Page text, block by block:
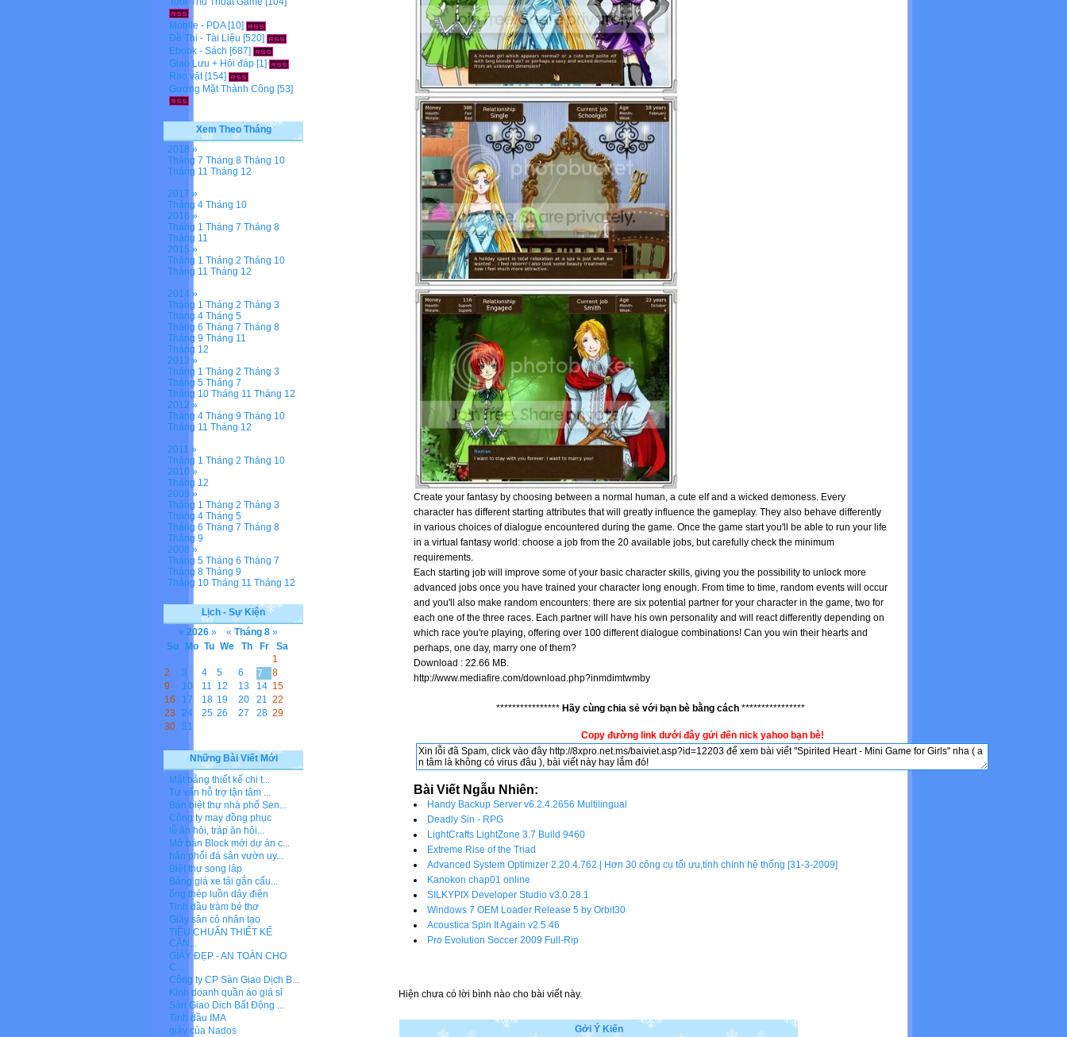
Create your fantasy by choosing between a normal human, a cute elf and a wicked demoness. Every
character has different starting attributes that will greatly influence the gameplay. They also behave differently
in various choices of dialogue encountered during the game. Once the game start you'll be able to run your life
in a virtual fantasy world: choose a job from the 20 available jobs, but carefully check the minimum
requirements.
Each starting job will improve some of your basic character skills, giving you the possibility to unlock more
advanced jobs once you have trained your character long enough. From time to time, random events will occur
and you'll also make random encounters: there are six potential partner for your character in the game, two for
each one of the three races. Each partner will have his own personality and will react differently depending on
which race you're playing, offering over 100 different dialogue combinations! Can you win their hearts and
perhaps, one day, marry one of them?
Download : 22.66 MB.
http://www.mediafire.com/download.php?inmdimtwmby
**************** Hãy cùng chia sẻ với bạn bè bằng cách ****************
Copy đường link dưới đây gửi đến nick yahoo bạn bè!
Bài Viết Ngẫu Nhiên:
Handy Backup Server v6.2.4.2656 Multilingual
Deadly Sin - RPG
LightCrafts LightZone 3.7 Build 9460
Extreme Rise of the Triad
Advanced System Optimizer 2.20.4.762 | Hơn 30 công cụ tối ưu,tinh chinh hệ thống [31-3-2009]
Kanokon chap01 online
SILKYPIX Developer Studio v3.0.28.1
Windows 7 OEM Loader Release 5 by Orbit30
Acoustica Spin It Again v2.5.46
Pro Evolution Soccer 2009 Full-Rip
Hiện chưa có lời bình nào cho bài viết này.
Gởi Ý Kiến
Mobile - PDA[10]
Đề Thi - Tài Liệu [520]
Ebook - Sách [687]
Giao Lưu + Hỏi đáp [1]
Rao vặt[154]
Gương Mặt Thành Công [53]
Xem Theo Tháng
2018 »
Tháng 7 Tháng 8 Tháng 10
Tháng 11 Tháng 12
2017 »
Tháng 4 Tháng 10
2016 »
Tháng 1 Tháng 7 Tháng 8
Tháng 11
2015 »
Tháng 1 Tháng 2 Tháng 10
Tháng 11 Tháng 12
2014 »
Tháng 1 Tháng 2 Tháng 3
Tháng 4 Tháng 5
Tháng 6 Tháng 7 Tháng 8
Tháng 9 Tháng 11
Tháng 12
2013 »
Tháng 1 Tháng 2 Tháng 3
Tháng 5 Tháng 7
Tháng 10 Tháng 11 Tháng 12
2012 »
Tháng 4 Tháng 9 Tháng 10
Tháng 11 Tháng 12
2011 »
Tháng 1 Tháng 2 Tháng 10
2010 »
Tháng 12
2009 »
Tháng 1 Tháng 2 Tháng 3
Tháng 4 Tháng 5
Tháng 6 Tháng 7 Tháng 8
Tháng 9
2008 »
Tháng 5 Tháng 6 Tháng 7
Tháng 8 Tháng 9
Tháng 10 Tháng 11 Tháng 12
Lịch - Sự Kiện
« 2026 » « Tháng 8 »
Su
Mo Tu We Th Fr
Sa
1
2
3 4 5 6 7
8
9
10 11 12 13 14 15
16
17 18 19 20 21 22
23
24 25 26 27 28 29
30
31
Những Bài Viết Mới
Mặt bằng thiết kế chi t...
Tư vấn hỗ trợ tận tâm ...
Bán biệt thự nhà phố Sen...
Công ty may đồng phục
lễ ăn hỏi, tráp ăn hỏi...
Mở bán Block mới dự án c...
hân phối đá sân vườn uy...
Biệt thự song lập
Bảng giá xe tải gắn cẩu...
ống thép luồn dây điện
Tinh dầu tràm bé thơ
Giày sân cỏ nhân tạo
TIÊU CHUẨN THIẾT KẾ
CĂN...
GIÀY ĐẸP - AN TOÀN CHO
C...
Công ty CP Sàn Giao Dịch B...
Kinh doanh quần áo giá sỉ
Sàn Giao Dịch Bất Động ...
Tinh dầu IMA
giày của Nados